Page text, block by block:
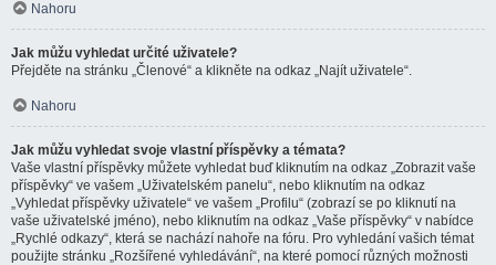
Nahoru
Jak můžu vyhledat určité uživatele?
Přejděte na stránku „Členové“ a klikněte na odkaz „Najít uživatele“.
Nahoru
Jak můžu vyhledat svoje vlastní příspěvky a témata?
Vaše vlastní příspěvky můžete vyhledat buď kliknutím na odkaz „Zobrazit vaše
příspěvky“ ve vašem „Uživatelském panelu“, nebo kliknutím na odkaz
„Vyhledat příspěvky uživatele“ ve vašem „Profilu“ (zobrazí se po kliknutí na
vaše uživatelské jméno), nebo kliknutím na odkaz „Vaše příspěvky“ v nabídce
„Rychlé odkazy“, která se nachází nahoře na fóru. Pro vyhledání vašich témat
použijte stránku „Rozšířené vyhledávání“, na které pomocí různých možnosti